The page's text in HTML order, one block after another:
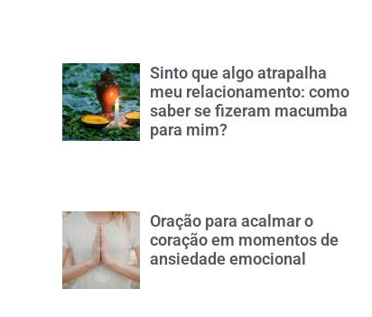
Sinto que algo atrapalha
meu relacionamento: como
saber se fizeram macumba
para mim?
Oração para acalmar o
coração em momentos de
ansiedade emocional